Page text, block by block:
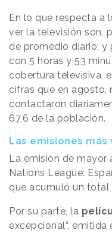
En lo que respecta a
ver la televisión son,
de promedio diario; y
con 5 horas y 53
cobertura televisiva,
cifras que en agosto,
contactaron
67,6 de la población.
Las emisiones
La emisión de mayor
Nations League:
que acumuló un total
Por su parte, la
excepcional”, emitida